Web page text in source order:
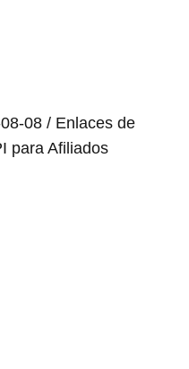
08 / Enlaces de
para Afiliados